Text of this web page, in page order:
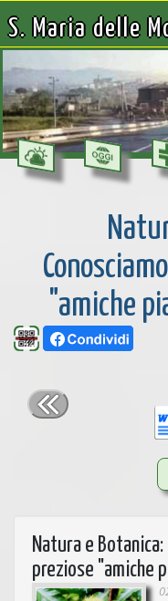
S. Maria delle
"amiche
Natura e
preziose "amiche